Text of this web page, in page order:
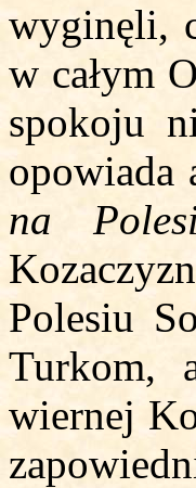
wyginęli,
w całym
spokoju
opowiada
na
Polesiu
Turkom,
wiernej